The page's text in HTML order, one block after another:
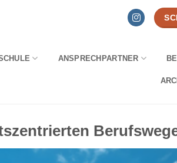
ANSPRECHPARTNER